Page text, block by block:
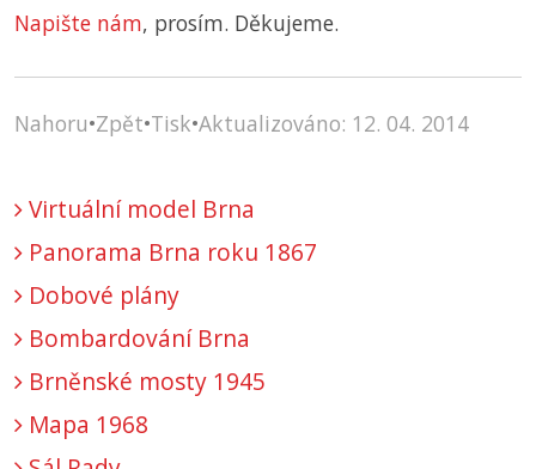
Napište nám, prosím. Děkujeme.
Nahoru•Zpět•Tisk•Aktualizováno: 12. 04. 2014
Virtuální model Brna
Panorama Brna roku 1867
Dobové plány
Bombardování Brna
Brněnské mosty 1945
Mapa 1968